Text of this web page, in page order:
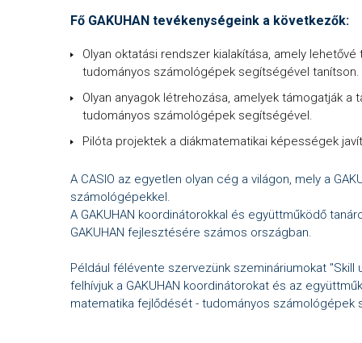
Fő GAKUHAN tevékenységeink a következők:
Olyan oktatási rendszer kialakítása, amely
tudományos számológépek segítségével tanítson.
Olyan anyagok létrehozása, amelyek támogatják a
tudományos számológépek segítségével.
Pilóta projektek a diákmatematikai képességek
A CASIO az egyetlen olyan cég a világon, mely a
számológépekkel.
A GAKUHAN koordinátorokkal és együttműködő
GAKUHAN fejlesztésére számos országban.
Például félévente szervezünk szemináriumokat
felhívjuk a GAKUHAN koordinátorokat és az
matematika fejlődését - tudományos